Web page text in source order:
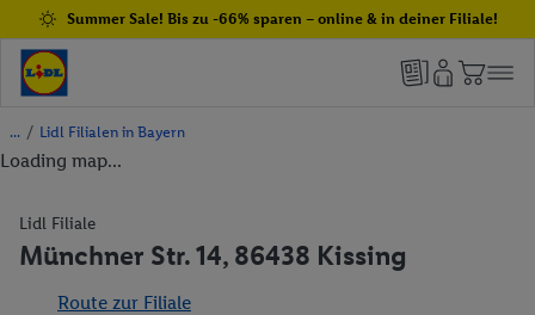
Summer Sale! Bis zu -66% sparen – online & in deiner Filiale!
/ Lidl Filialen in Bayern
Loading map...
Lidl Filiale
Münchner Str. 14, 86438 Kissing
Route zur Filiale